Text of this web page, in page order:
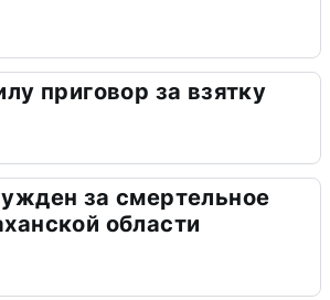
приговор за взятку
за смертельное
области